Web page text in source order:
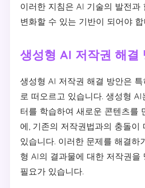
이러한 지침은 AI 기술의 발전과
변화할 수 있는 기반이 되어야 합
생성형 AI 저작권 해결
생성형 AI 저작권 해결 방안은
로 떠오르고 있습니다. 생성형 AI
터를 학습하여 새로운 콘텐츠를
에, 기존의 저작권법과의 충돌이
있습니다. 이러한 문제를 해결하
형 AI의 결과물에 대한 저작권을
필요가 있습니다.